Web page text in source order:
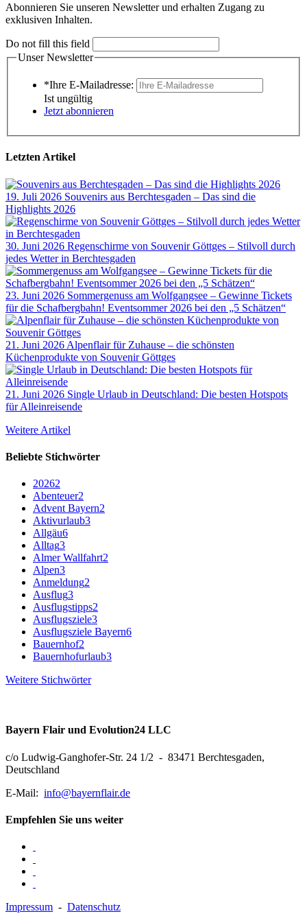
Abonnieren Sie unseren Newsletter und erhalten Zugang zu
exklusiven Inhalten.
Do not fill this field
Unser Newsletter
*Ihre E-Mailadresse:
Ist ungültig
Jetzt abonnieren
Letzten Artikel
19. Juli 2026 Souvenirs aus Berchtesgaden – Das sind die
Highlights 2026
30. Juni 2026 Regenschirme von Souvenir Göttges – Stilvoll durch
jedes Wetter in Berchtesgaden
23. Juni 2026 Sommergenuss am Wolfgangsee – Gewinne Tickets
für die Schafbergbahn! Eventsommer 2026 bei den „5 Schätzen“
21. Juni 2026 Alpenflair für Zuhause – die schönsten
Küchenprodukte von Souvenir Göttges
21. Juni 2026 Single Urlaub in Deutschland: Die besten Hotspots
für Alleinreisende
Weitere Artikel
Beliebte Stichwörter
20262
Abenteuer2
Advent Bayern2
Aktivurlaub3
Allgäu6
Alltag3
Almer Wallfahrt2
Alpen3
Anmeldung2
Ausflug3
Ausflugstipps2
Ausflugsziele3
Ausflugsziele Bayern6
Bauernhof2
Bauernhofurlaub3
Weitere Stichwörter
Bayern Flair und Evolution24 LLC
c/o Ludwig-Ganghofer-Str. 24 1/2 - 83471 Berchtesgaden,
Deutschland
E-Mail: info@bayernflair.de
Empfehlen Sie uns weiter
Impressum - Datenschutz